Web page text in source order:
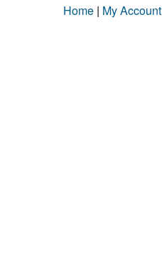
Home | My Account